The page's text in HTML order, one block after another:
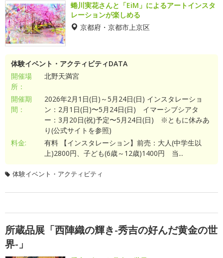
蜷川実花さんと「EiM」によるアートインスタ
レーションが楽しめる
京都府・京都市上京区
体験イベント・アクティビティDATA
開催場
所：
北野天満宮
開催期
間：
2026年2月1日(日)～5月24日(日) インスタレーショ
ン：2月1日(日)〜5月24日(日) イマーシブシアタ
ー：3月20日(祝)予定〜5月24日(日) ※ともに休みあ
り(公式サイトを参照)
料金:
有料 【インスタレーション】前売：大人(中学生以
上)2800円、子ども(6歳～12歳)1400円 当...
体験イベント・アクティビティ
所蔵品展「西陣織の輝き-秀吉の好んだ黄金の世
界-」